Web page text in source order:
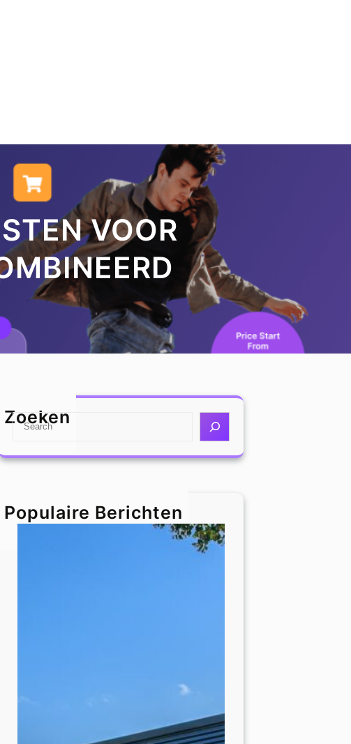
VOOR
Zoeken
S
a
h
Populaire Berichten